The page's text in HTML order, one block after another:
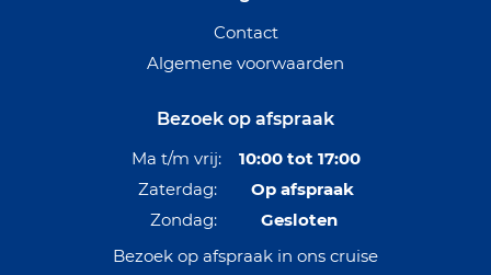
Contact
Algemene voorwaarden
Bezoek op afspraak
Ma t/m vrij: 10:00 tot 17:00
Zaterdag: Op afspraak
Zondag: Gesloten
Bezoek op afspraak in ons cruise